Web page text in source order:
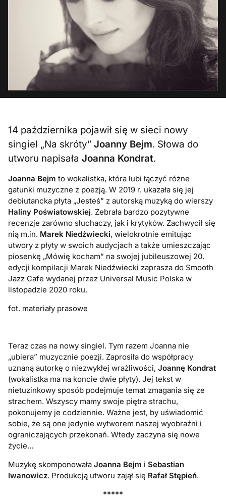
14 października pojawił się w sieci nowy
singiel „Na skróty” Joanny Bejm. Słowa do
utworu napisałaJoanna Kondrat.
Joanna Bejm to wokalistka, która lubi łączyć różne
gatunki muzyczne z poezją. W 2019 r. ukazała się jej
debiutancka płyta „Jesteś” z autorską muzyką do wierszy
Haliny Poświatowskiej. Zebrała bardzo pozytywne
recenzje zarówno słuchaczy, jak i krytyków. Zachwycił się
nią m.in. Marek Niedźwiecki, wielokrotnie emitując
utwory z płyty w swoich audycjach a także umieszczając
piosenkę „Mówię kocham” na swojej jubileuszowej 20.
edycji kompilacji Marek Niedźwiecki zaprasza do Smooth
Jazz Cafe wydanej przez Universal Music Polska w
listopadzie 2020 roku.
fot. materiały prasowe
Teraz czas na nowy singiel. Tym razem Joanna nie
„ubiera” muzycznie poezji. Zaprosiła do współpracy
uznaną autorkę o niezwykłej wrażliwości,Joannę Kondrat
(wokalistka ma na koncie dwie płyty). Jej tekst w
nietuzinkowy sposób podejmuje temat zmagania się ze
strachem. Wszyscy mamy swoje piętra strachu,
pokonujemy je codziennie. Ważne jest, by uświadomić
sobie, że są one jedynie wytworem naszej wyobraźni i
ograniczających przekonań. Wtedy zaczyna się nowe
życie…
Muzykę skomponowałaJoanna Bejm iSebastian
Iwanowicz. Produkcją utworu zajął się Rafał Stępień.
*****